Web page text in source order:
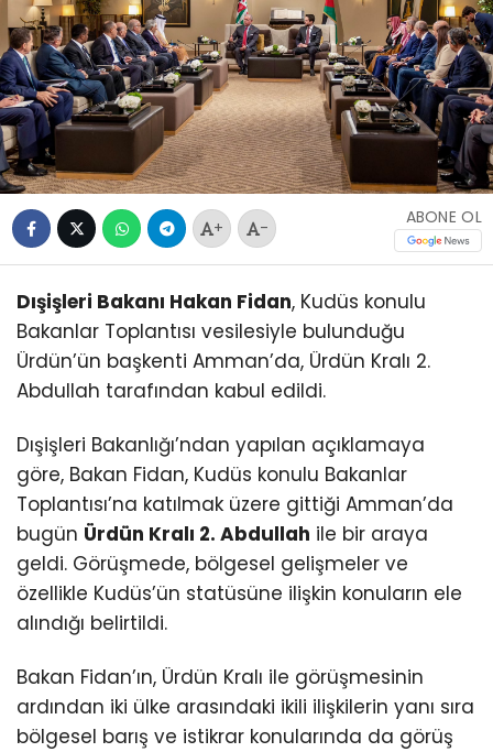
+ -
ABONE OL
Dışişleri Bakanı Hakan Fidan, Kudüs konulu
Bakanlar Toplantısı vesilesiyle bulunduğu
Ürdün’ün başkenti Amman’da, Ürdün Kralı 2.
Abdullah tarafından kabul edildi.
Dışişleri Bakanlığı’ndan yapılan açıklamaya
göre, Bakan Fidan, Kudüs konulu Bakanlar
Toplantısı’na katılmak üzere gittiği Amman’da
bugün Ürdün Kralı 2. Abdullah ile bir araya
geldi. Görüşmede, bölgesel gelişmeler ve
özellikle Kudüs’ün statüsüne ilişkin konuların ele
alındığı belirtildi.
Bakan Fidan’ın, Ürdün Kralı ile görüşmesinin
ardından iki ülke arasındaki ikili ilişkilerin yanı sıra
bölgesel barış ve istikrar konularında da görüş